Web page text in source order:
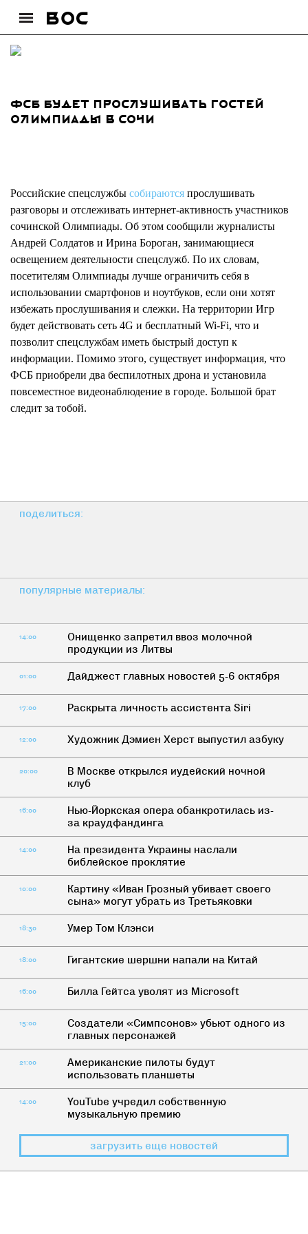
ФСБ будет прослушивать гостей
Олимпиады в Сочи
Российские спецслужбы собираются прослушивать
разговоры и отслеживать интернет-активность участников
сочинской Олимпиады. Об этом сообщили журналисты
Андрей Солдатов и Ирина Бороган, занимающиеся
освещением деятельности спецслужб. По их словам,
посетителям Олимпиады лучше ограничить себя в
использовании смартфонов и ноутбуков, если они хотят
избежать прослушивания и слежки. На территории Игр
будет действовать сеть 4G и бесплатный Wi-Fi, что и
позволит спецслужбам иметь быстрый доступ к
информации. Помимо этого, существует информация, что
ФСБ приобрели два беспилотных дрона и установила
повсеместное видеонаблюдение в городе. Большой брат
следит за тобой.
поделиться:
популярные материалы:
14:00
Онищенко запретил ввоз молочной
продукции из Литвы
01:00 Дайджест главных новостей 5-6 октября
17:00 Раскрыта личность ассистента Siri
12:00 Художник Дэмиен Херст выпустил азбуку
20:00
В Москве открылся иудейский ночной
клуб
16:00
Нью-Йоркская опера обанкротилась из-
за краудфандинга
14:00
На президента Украины наслали
библейское проклятие
10:00
Картину «Иван Грозный убивает своего
сына» могут убрать из Третьяковки
18:30 Умер Том Клэнси
18:00 Гигантские шершни напали на Китай
16:00 Билла Гейтса уволят из Microsoft
15:00
Создатели «Симпсонов» убьют одного из
главных персонажей
21:00
Американские пилоты будут
использовать планшеты
14:00
YouTube учредил собственную
музыкальную премию
загрузить еще новостей